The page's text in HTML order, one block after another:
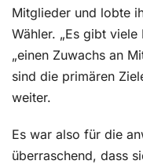
Mitglieder und lobte
Wähler. „Es gibt viele
„einen Zuwachs an
sind die primären
weiter.
Es war also für die
überraschend, dass